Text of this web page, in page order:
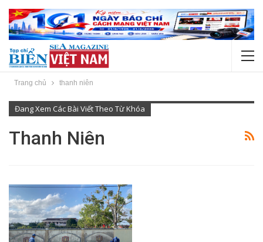
Trang chủ thanh niên
Đang Xem Các Bài Viết Theo Từ Khóa
Thanh Niên